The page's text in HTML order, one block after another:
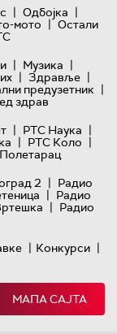
| Одбојка |
мото | Остали
| Музика |
| Здравље |
предузетник |
здрав
| РТС Наука |
| РТС Коло |
2 | Радио
| Радио
| Радио
| Конкурси |
МАПА САЈТА